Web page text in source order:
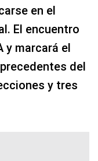
en el
El encuentro
y marcará el
del
y tres